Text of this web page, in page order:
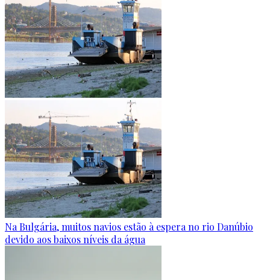
Na Bulgária, muitos navios estão à espera no rio Danúbio
devido aos baixos níveis da água